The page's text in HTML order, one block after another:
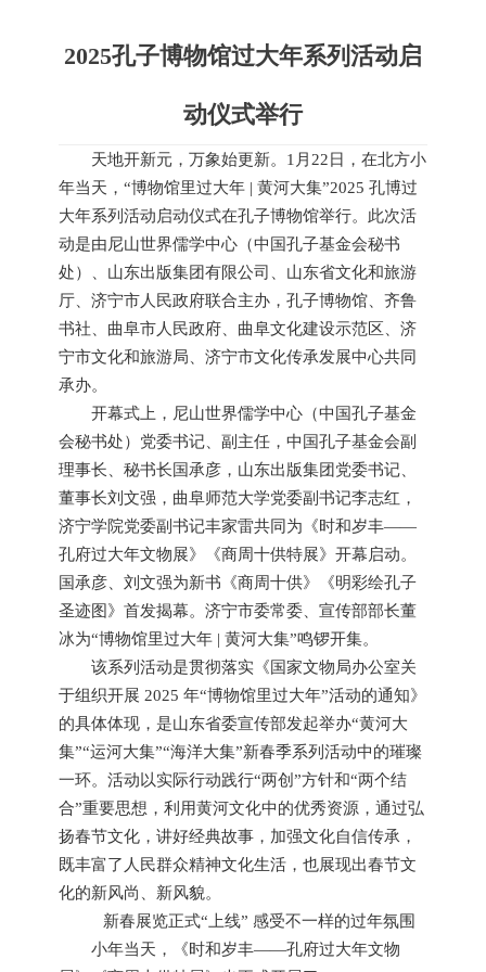
2025孔子博物馆过大年系列活动启
动仪式举行
天地开新元，万象始更新。1月22日，在北方小
年当天，“博物馆里过大年 | 黄河大集”2025 孔博过
大年系列活动启动仪式在孔子博物馆举行。此次活
动是由尼山世界儒学中心（中国孔子基金会秘书
处）、山东出版集团有限公司、山东省文化和旅游
厅、济宁市人民政府联合主办，孔子博物馆、齐鲁
书社、曲阜市人民政府、曲阜文化建设示范区、济
宁市文化和旅游局、济宁市文化传承发展中心共同
承办。
开幕式上，尼山世界儒学中心（中国孔子基金
会秘书处）党委书记、副主任，中国孔子基金会副
理事长、秘书长国承彦，山东出版集团党委书记、
董事长刘文强，曲阜师范大学党委副书记李志红，
济宁学院党委副书记丰家雷共同为《时和岁丰——
孔府过大年文物展》《商周十供特展》开幕启动。
国承彦、刘文强为新书《商周十供》《明彩绘孔子
圣迹图》首发揭幕。济宁市委常委、宣传部部长董
冰为“博物馆里过大年 | 黄河大集”鸣锣开集。
该系列活动是贯彻落实《国家文物局办公室关
于组织开展 2025 年“博物馆里过大年”活动的通知》
的具体体现，是山东省委宣传部发起举办“黄河大
集”“运河大集”“海洋大集”新春季系列活动中的璀璨
一环。活动以实际行动践行“两创”方针和“两个结
合”重要思想，利用黄河文化中的优秀资源，通过弘
扬春节文化，讲好经典故事，加强文化自信传承，
既丰富了人民群众精神文化生活，也展现出春节文
化的新风尚、新风貌。
新春展览正式“上线” 感受不一样的过年氛围
小年当天，《时和岁丰——孔府过大年文物